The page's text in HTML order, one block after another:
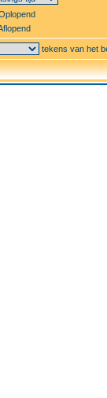
tekens van het